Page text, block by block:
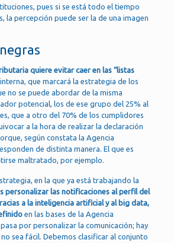
pues si se está todo el tiempo
la percepción puede ser la de una imagen
quiere evitar caer en las “listas
que marcará la estrategia de los
no se puede abordar de la misma
potencial, los de ese grupo del 25% al
que a otro del 70% de los cumplidores
a la hora de realizar la declaración
según constata la Agencia
de distinta manera. El que es
maltratado, por ejemplo.
en la que ya está trabajando la
personalizar las notificaciones al perfil del
a la inteligencia artificial y al big data,
en las bases de la Agencia
por personalizar la comunicación; hay
sea fácil. Debemos clasificar al conjunto